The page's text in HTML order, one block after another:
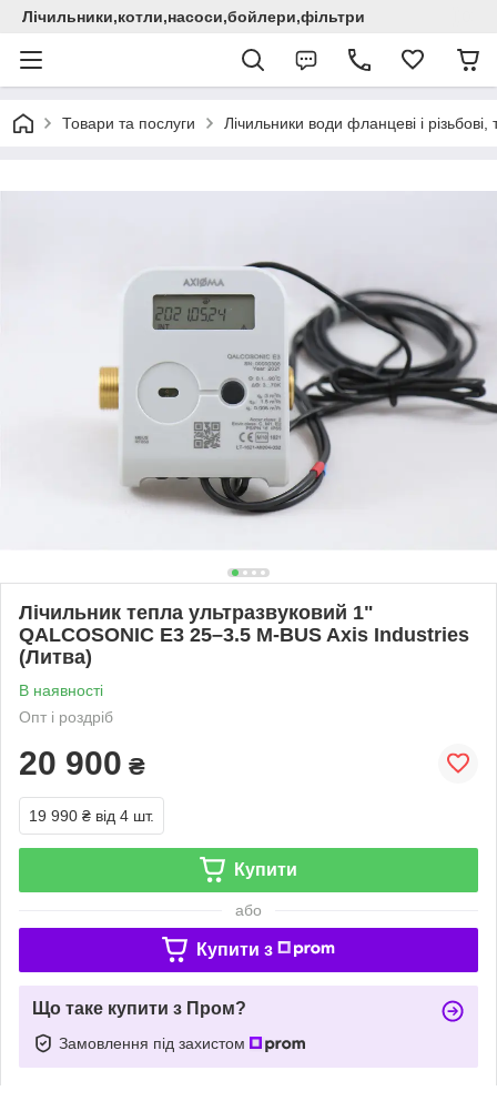
Лічильники,котли,насоси,бойлери,фільтри
Товари та послуги Лічильники води фланцеві і
Лічильник тепла ультразвуковий 1"
QALCOSONIC E3 25–3.5 M-BUS Axis Industries
(Литва)
В наявності
Опт і роздріб
20 900 ₴
19 990 ₴ від 4 шт.
Купити
або
Купити з
Що таке купити з Пром?
Замовлення під захистом